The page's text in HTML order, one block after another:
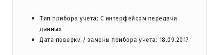
Тип прибора учета: С интерфейсом передачи
данных
Дата поверки / замены прибора учета: 18.09.2017